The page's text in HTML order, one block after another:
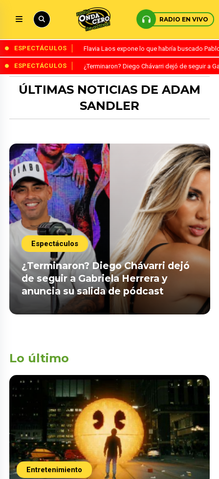
RADIO EN VIVO
ESPECTÁCULOS Flavia Laos expone lo que habría buscado
ESPECTÁCULOS ¿Terminaron? Diego Chávarri dejó de seguir a
ÚLTIMAS NOTICIAS DE ADAM
SANDLER
Espectáculos
¿Terminaron? Diego Chávarri dejó
de seguir a Gabriela Herrera y
anuncia su salida de pódcast
Lo último
Entretenimiento